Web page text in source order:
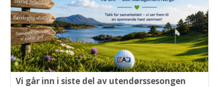
Vi går inn i siste del av utendørssesongen